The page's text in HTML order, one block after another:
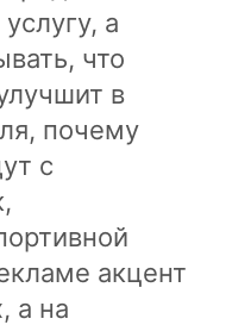
а
что
в
почему
с
акцент
а на